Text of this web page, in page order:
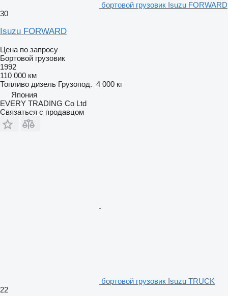
бортовой грузовик Isuzu FORWARD
30
Isuzu FORWARD
Цена по запросу
Бортовой грузовик
1992
110 000 км
Топливо дизель Грузопод. 4 000 кг
Япония
EVERY TRADING Co Ltd
Связаться с продавцом
бортовой грузовик Isuzu TRUCK
22